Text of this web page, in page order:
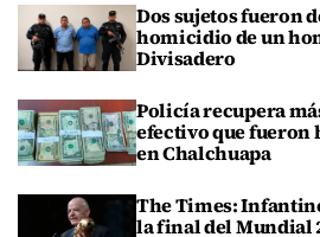
Dos sujetos fueron
homicidio de un
Divisadero
Policía recupera
efectivo que fueron
en Chalchuapa
The Times:
la final del Mundial